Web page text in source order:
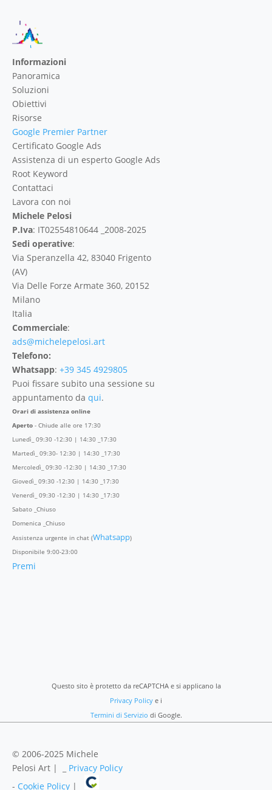
Informazioni
Panoramica
Soluzioni
Obiettivi
Risorse
Google Premier Partner
Certificato Google Ads
Assistenza di un esperto Google Ads
Root Keyword
Contattaci
Lavora con noi
Michele Pelosi
P.Iva: IT02554810644 _2008-2025
Sedi operative:
Via Speranzella 42, 83040 Frigento
(AV)
Via Delle Forze Armate 360, 20152
Milano
Italia
Commerciale:
ads@michelepelosi.art
Telefono:
Whatsapp: +39 345 4929805
Puoi fissare subito una sessione su
appuntamento da qui.
Orari di assistenza online
Aperto - Chiude alle ore 17:30
Lunedì_ 09:30 -12:30 | 14:30 _17:30
Martedì_ 09:30- 12:30 | 14:30 _17:30
Mercoledì_ 09:30 -12:30 | 14:30 _17:30
Giovedì_ 09:30 -12:30 | 14:30 _17:30
Venerdì_ 09:30 -12:30 | 14:30 _17:30
Sabato _Chiuso
Domenica _Chiuso
Assistenza urgente in chat (Whatsapp)
Disponibile 9:00-23:00
Premi
Questo sito è protetto da reCAPTCHA e si applicano la
Privacy Policy e i
Termini di Servizio di Google.
© 2006-2025 Michele
Pelosi Art | _ Privacy Policy
- Cookie Policy |